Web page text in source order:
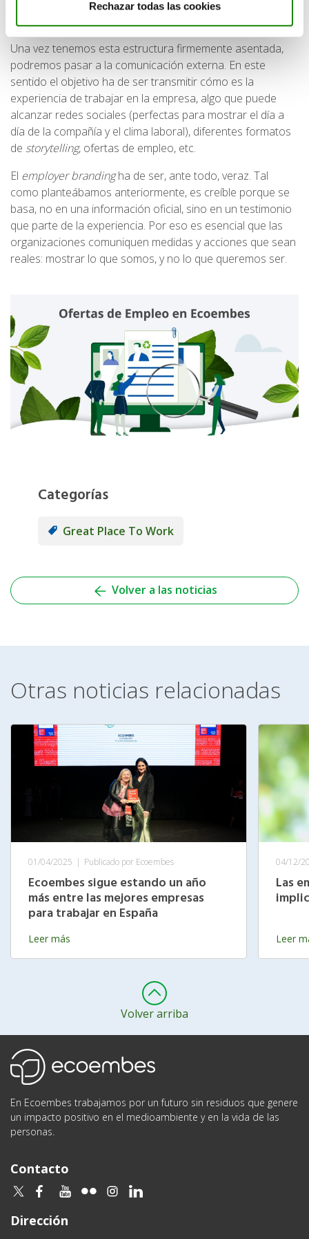
Rechazar todas las cookies
compromisos de la empresa, pero que también facilite un
flujo bidireccional de información.
Una vez tenemos esta estructura firmemente asentada,
podremos pasar a la comunicación externa. En este
sentido el objetivo ha de ser transmitir cómo es la
experiencia de trabajar en la empresa, algo que puede
alcanzar redes sociales (perfectas para mostrar el día a
día de la compañía y el clima laboral), diferentes formatos
de storytelling, ofertas de empleo, etc.
El employer brandingha de ser, ante todo, veraz. Tal
como planteábamos anteriormente, es creíble porque se
basa, no en una información oficial, sino en un testimonio
que parte de la experiencia. Por eso es esencial que las
organizaciones comuniquen medidas y acciones que sean
reales: mostrar lo que somos, y no lo que queremos ser.
Categorías
Great Place To Work
Volver a las noticias
Otras noticias relacionadas
01/04/2025 Publicado por Ecoembes
Ecoembes sigue estando un año
más entre las mejores empresas
para trabajar en España
Leer más
04/12/
Las
Leer
Volver arriba
En Ecoembes trabajamos por un futuro sin residuos que genere
un impacto positivo en el medioambiente y en la vida de las
personas.
Contacto
twitterfacebook
youtube
flickr instagram
linkedin
Dirección